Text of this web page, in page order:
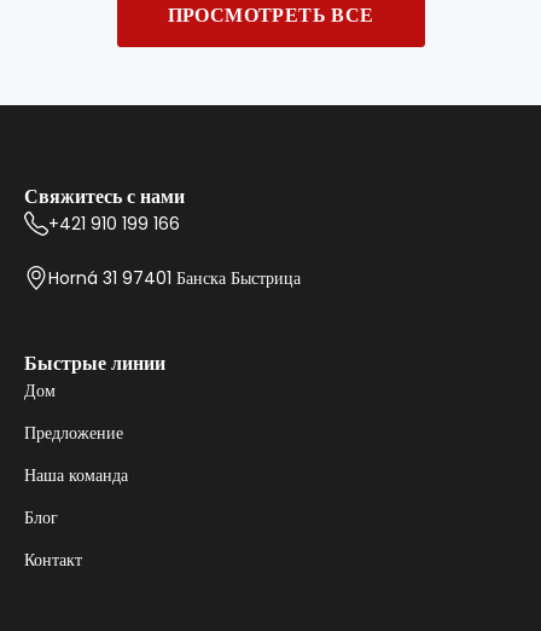
ПРОСМОТРЕТЬ ВСЕ
Свяжитесь с нами
+421 910 199 166
Horná 31 97401 Банска Быстрица
Быстрые линии
Дом
Предложение
Наша команда
Блог
Контакт